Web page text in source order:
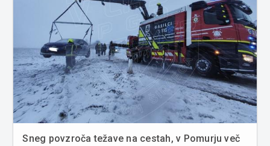
Sneg povzroča težave na cestah, v Pomurju več